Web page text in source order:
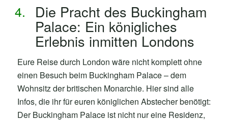
Die Pracht des Buckingham
Palace: Ein königliches
Erlebnis inmitten Londons
Eure Reise durch London wäre nicht komplett ohne
einen Besuch beim Buckingham Palace – dem
Wohnsitz der britischen Monarchie. Hier sind alle
Infos, die ihr für euren königlichen Abstecher benötigt:
Der Buckingham Palace ist nicht nur eine Residenz,